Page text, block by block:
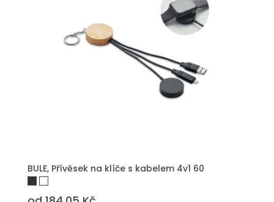
BULE, Přívěsek na klíče s kabelem 4v1 60